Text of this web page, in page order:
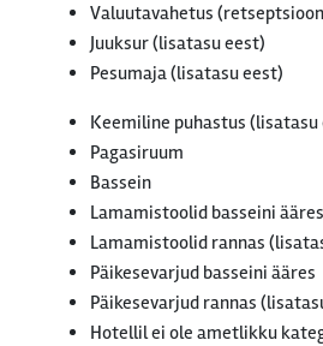
Valuutavahetus
Juuksur (lisatasu eest)
Pesumaja (lisatasu eest)
Keemiline puhastus (lisatasu
Pagasiruum
Bassein
Lamamistoolid basseini ääres
Lamamistoolid rannas
Päikesevarjud basseini ääres
Päikesevarjud rannas
Hotellil ei ole ametlikku